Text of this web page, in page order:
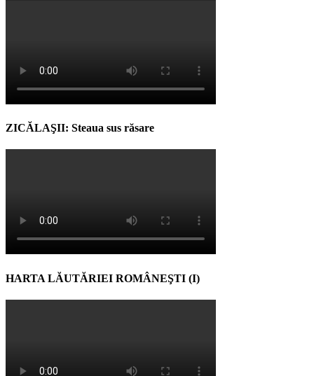
ZICĂLAŞII: Steaua sus răsare
HARTA LĂUTĂRIEI ROMÂNEŞTI (I)